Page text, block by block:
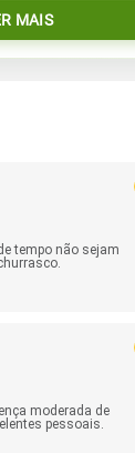
MAIS
tempo não sejam
moderada de
pessoais.